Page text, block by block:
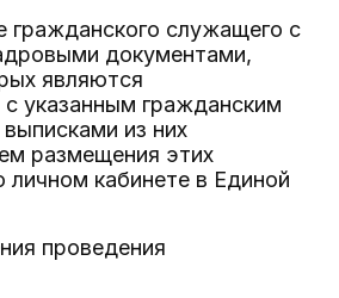
гражданского служащего с
документами,
являются
указанным гражданским
из них
размещения этих
личном кабинете в Единой
проведения